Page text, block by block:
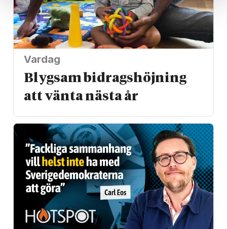
Vardag
Blygsam bidrags­höjning
att vänta nästa år